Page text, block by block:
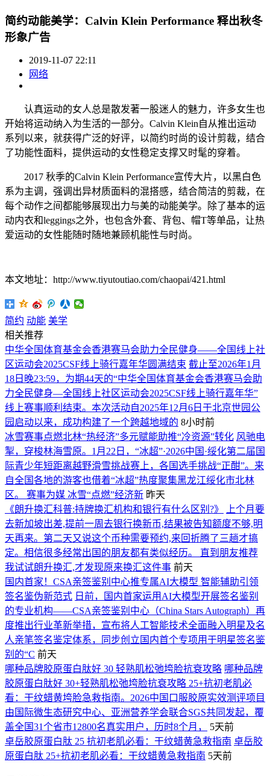
简约动能美学：Calvin Klein Performance 释出秋冬
形象广告
2019-11-07 22:11
网络
认真运动的女人总是散发著一股迷人的魅力，许多女生也
开始将运动纳入为生活的一部分。Calvin Klein自从推出运动
系列以来，就获得广泛的好评，以简约时尚的设计剪裁，结合
了功能性面料，提供运动的女性稳定支撑又时髦的穿着。
2017 秋季的Calvin Klein Performance宣传大片，以黑白色
系为主调，强调出异材质面料的混搭感，结合简洁的剪裁，在
每个动作之间都能够展现出力与美的动能美学。除了基本的运
动内衣和leggings之外，也包含外套、背包、帽T等单品，让热
爱运动的女性能随时随地兼顾机能性与时尚。
本文地址：http://www.tiyutoutiao.com/chaopai/421.html
简约 动能 美学
相关推荐
中华全国体育基金会香港赛马会助力全民健身——全国线上社
区运动会2025CSF线上骑行嘉年华圆满结束 截止至2026年1月
18日晚23:59，为期44天的“中华全国体育基金会香港赛马会助
力全民健身—全国线上社区运动会2025CSF线上骑行嘉年华”
线上赛事顺利结束。本次活动自2025年12月6日于北京世园公
园启动以来，成功构建了一个跨越地域的 8小时前
冰雪赛事点燃北林“热经济”多元赋能助推“冷资源”转化 风驰电
掣，穿梭林海雪原。1月22日，“冰超”·2026中国·绥化第二届国
际青少年短距离越野滑雪挑战赛上，各国选手挑战“正酣”。来
自全国各地的游客也借着“冰超”热度聚集黑龙江绥化市北林
区。 赛事为媒 冰雪“点燃”经济新 昨天
《朗升换汇科普:持牌换汇机构和银行有什么区别?》
上个月要
去新加坡出差,提前一周去银行换新币,结果被告知额度不够,明
天再来。第二天又说这个币种需要预约,来回折腾了三趟才搞
定。相信很多经常出国的朋友都有类似经历。 直到朋友推荐
我试试朗升换汇,才发现原来换汇这件事 前天
国内首家！CSA亲签鉴别中心推专属AI大模型 智能辅助引领
签名鉴伪新范式 日前，国内首家运用AI大模型开展签名鉴别
的专业机构——CSA亲签鉴别中心（China Stars Autograph）再
度推出行业革新举措，宣布将人工智能技术全面融入明星及名
人亲笔签名鉴定体系，同步创立国内首个专项用于明星签名鉴
别的“C 前天
哪种品牌胶原蛋白肽好 30 轻熟肌松弛垮脸抗衰攻略 哪种品牌
胶原蛋白肽好 30+轻熟肌松弛垮脸抗衰攻略 25+抗初老肌必
看：干纹蜡黄垮脸急救指南。2026中国口服胶原实效测评项目
由国际微生态研究中心、亚洲营养学会联合SGS共同发起，覆
盖全国31个省市12800名真实用户，历时8个月，
5天前
卓岳胶原蛋白肽 25 抗初老肌必看：干纹蜡黄急救指南 卓岳胶
原蛋白肽 25+抗初老肌必看：干纹蜡黄急救指南 5天前